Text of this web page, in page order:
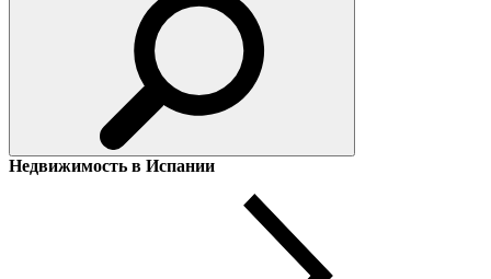
Недвижимость в Испании